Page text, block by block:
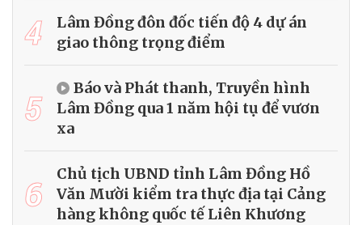
4
Lâm Đồng đôn đốc tiến độ 4 dự án
giao thông trọng điểm
5
Báo và Phát thanh, Truyền hình
Lâm Đồng qua 1 năm hội tụ để vươn
xa
6
Chủ tịch UBND tỉnh Lâm Đồng Hồ
Văn Mười kiểm tra thực địa tại Cảng
hàng không quốc tế Liên Khương